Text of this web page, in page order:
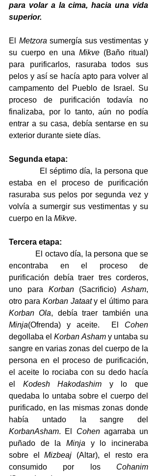
para volar a la cima, hacia una vida
superior.
El Metzora sumergía sus vestimentas y
su cuerpo en una Mikve (Baño ritual)
para purificarlos, rasuraba todos sus
pelos y así se hacía apto para volver al
campamento del Pueblo de Israel. Su
proceso de purificación todavía no
finalizaba, por lo tanto, aún no podía
entrar a su casa, debía sentarse en su
exterior durante siete días.
Segunda etapa:
El séptimo día, la persona que
estaba en el proceso de purificación
rasuraba sus pelos por segunda vez y
volvía a sumergir sus vestimentas y su
cuerpo en la Mikve.
Tercera etapa:
El octavo día, la persona que se
encontraba en el proceso de
purificación debía traer tres corderos,
uno para Korban (Sacrificio) Asham,
otro para Korban Jataat
Korban Ola
Minja(Ofrenda) y aceite.  El Cohen
degollaba el Korban Asham y untaba su
sangre en varias zonas del cuerpo de la
persona en el proceso de purificación,
el aceite lo rociaba con su dedo hacía
el Kodesh Hakodashim y lo que
quedaba lo untaba sobre el cuerpo del
purificado, en las mismas zonas donde
KorbanAsham. El Cohen agarraba un
puñado de la Minja y lo incineraba
sobre el Mizbeaj (Altar), el resto era
consumido por los Cohanim